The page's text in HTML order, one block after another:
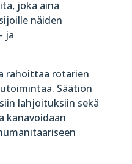
joka aina
näiden
ja
rahoittaa rotarien
Säätiön
lahjoituksiin sekä
kanavoidaan